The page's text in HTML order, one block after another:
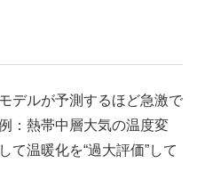
デルが予測するほど急激で
：熱帯中層大気の温度変
て温暖化を“過大評価”して